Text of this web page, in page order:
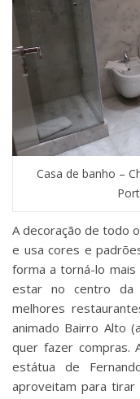
Casa de banho –
A decoração de todo
e usa cores e
forma a torná-lo mais
estar no centro da
melhores
animado Bairro Alto
quer fazer compras.
estátua de
aproveitam para